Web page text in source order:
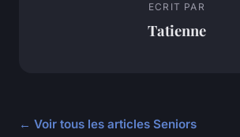
ECRIT PAR
Tatienne
← Voir tous les articles Seniors